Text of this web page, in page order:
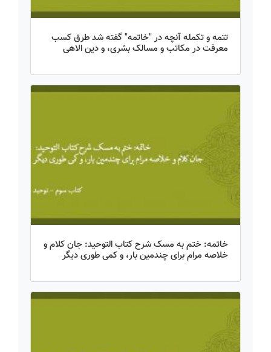
تتمه و تکمله آنچه در "خاتمه" گفته شد طرق کسب
معرفت در مکاتب و مسالک بشری، و دین الاهی
خاتمه: ختم به مسک شرح کتاب التوحید: جان کلام و
خلاصه مرام برای چندمین بار، و کمی طوری دیگر